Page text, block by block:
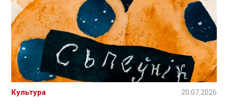
Культура 20.07.2026